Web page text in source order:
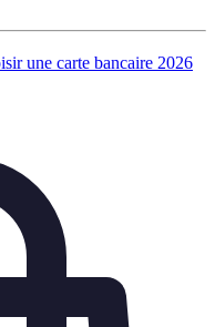
une carte bancaire 2026